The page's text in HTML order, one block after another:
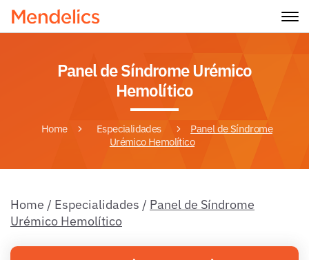
Panel de Síndrome Urémico
Hemolítico
Home Especialidades
Panel de Síndrome
Urémico Hemolítico
Home / Especialidades / Panel de Síndrome
Urémico Hemolítico